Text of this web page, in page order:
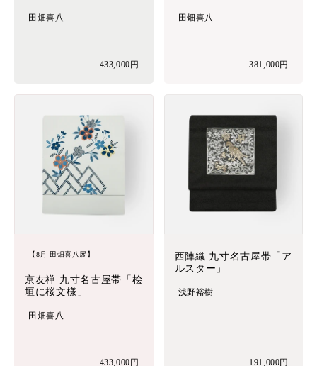
田畑喜八
433,000円
田畑喜八
381,000円
【8月 田畑喜八展】
京友禅 九寸名古屋帯「桧
垣に桜文様」
田畑喜八
433,000円
西陣織 九寸名古屋帯「ア
ルスター」
浅野裕樹
191,000円